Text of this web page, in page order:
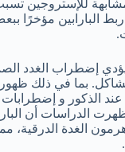
للإستروجين
البارابين مؤخرًا
إضطراب الغدد
بما في ذلك
عند الذكور و إضطرابات
الدراسات أن
الغدة الدرقية،